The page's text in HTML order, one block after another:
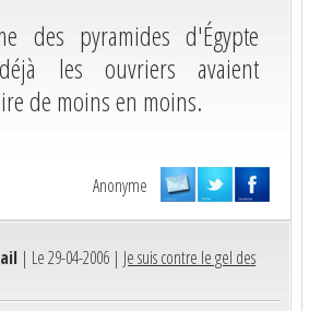
des pyramides d'Égypte
les ouvriers avaient
de moins en moins.
Anonyme
| Le 29-04-2006 | Je suis contre le gel des